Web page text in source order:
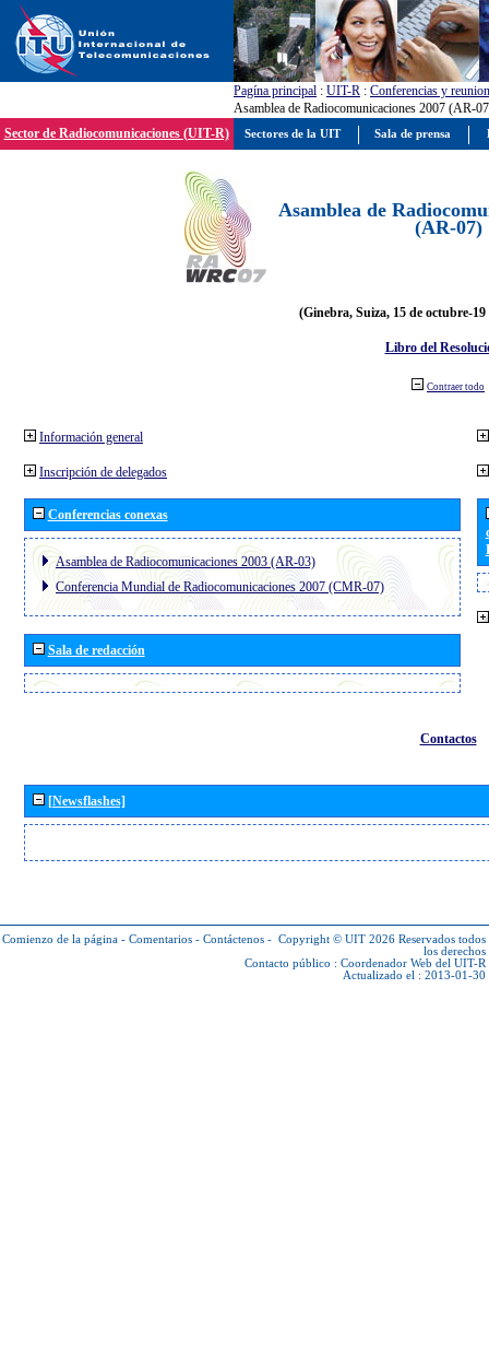
Pagína principal : UIT-R : Conferencias y
Asamblea de Radiocomunicaciones 2007 (AR-
Sector de Radiocomunicaciones (UIT-R)
Asamblea de
(AR-07)
(Ginebra, Suiza, 15 de octubre-19
Libro del
Contraer todo
Información general
Inscripción de delegados
Conferencias conexas
Asamblea de Radiocomunicaciones 2003 (AR-03)
Conferencia Mundial de Radiocomunicaciones 2007 (CMR-07)
Sala de redacción
Contactos
[Newsflashes]
Comienzo de la página - Comentarios - Contáctenos - Copyright © UIT 2026 Reservados todos
los derechos
Contacto público : Coordenador Web del UIT-R
Actualizado el : 2013-01-30
Sectores de la UIT Sala de prensa